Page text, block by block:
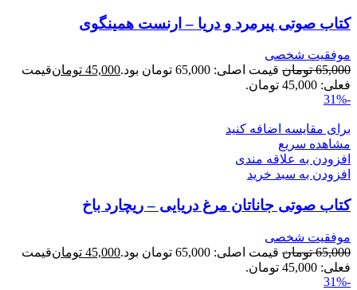
کتاب صوتی پیرمرد و دریا – ارنست همینگوی
موفقیت شخصی
65,000 تومان قیمت اصلی: 65,000 تومان بود. 45,000 تومانقیمت
فعلی: 45,000 تومان.
-31%
برای مقایسه اضافه کنید
مشاهده سریع
افزودن به علاقه مندی
افزودن به سبد خرید
کتاب صوتی جاناتان مرغ دریایی – ریچارد باخ
موفقیت شخصی
65,000 تومان قیمت اصلی: 65,000 تومان بود. 45,000 تومانقیمت
فعلی: 45,000 تومان.
-31%